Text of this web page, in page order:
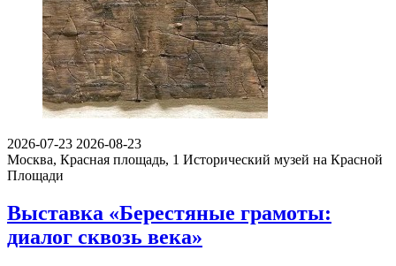
2026-07-23 2026-08-23
Москва, Красная площадь, 1 Исторический музей на Красной
Площади
Выставка «Берестяные грамоты:
диалог сквозь века»